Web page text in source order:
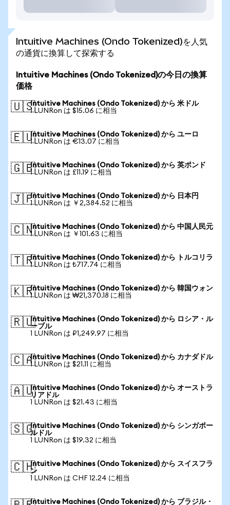
Intuitive Machines (Ondo Tokenized)を人気
の通貨に換算して探索する
Intuitive Machines (Ondo Tokenized)の今日の換算
価格
🇺🇸Intuitive Machines (Ondo Tokenized) から 米ドル
1 LUNRon は $15.06 に相当
🇪🇺Intuitive Machines (Ondo Tokenized) から ユーロ
1 LUNRon は €13.07 に相当
🇬🇧Intuitive Machines (Ondo Tokenized) から 英ポンド
1 LUNRon は £11.19 に相当
🇯🇵Intuitive Machines (Ondo Tokenized) から 日本円
1 LUNRon は ￥2,384.52 に相当
🇨🇳Intuitive Machines (Ondo Tokenized) から 中国人民元
1 LUNRon は ￥101.63 に相当
🇹🇷Intuitive Machines (Ondo Tokenized) から トルコリラ
1 LUNRon は ₺717.74 に相当
🇰🇷Intuitive Machines (Ondo Tokenized) から 韓国ウォン
1 LUNRon は ₩21,370.18 に相当
🇷🇺Intuitive Machines (Ondo Tokenized) から ロシア・ル
ーブル
1 LUNRon は ₽1,249.97 に相当
🇨🇦Intuitive Machines (Ondo Tokenized) から カナダドル
1 LUNRon は $21.11 に相当
🇦🇺Intuitive Machines (Ondo Tokenized) から オーストラ
リアドル
1 LUNRon は $21.43 に相当
🇸🇬Intuitive Machines (Ondo Tokenized) から シンガポー
ルドル
1 LUNRon は $19.32 に相当
🇨🇭Intuitive Machines (Ondo Tokenized) から スイスフラ
ン
1 LUNRon は CHF 12.24 に相当
Intuitive Machines (Ondo Tokenized) から ブラジル・